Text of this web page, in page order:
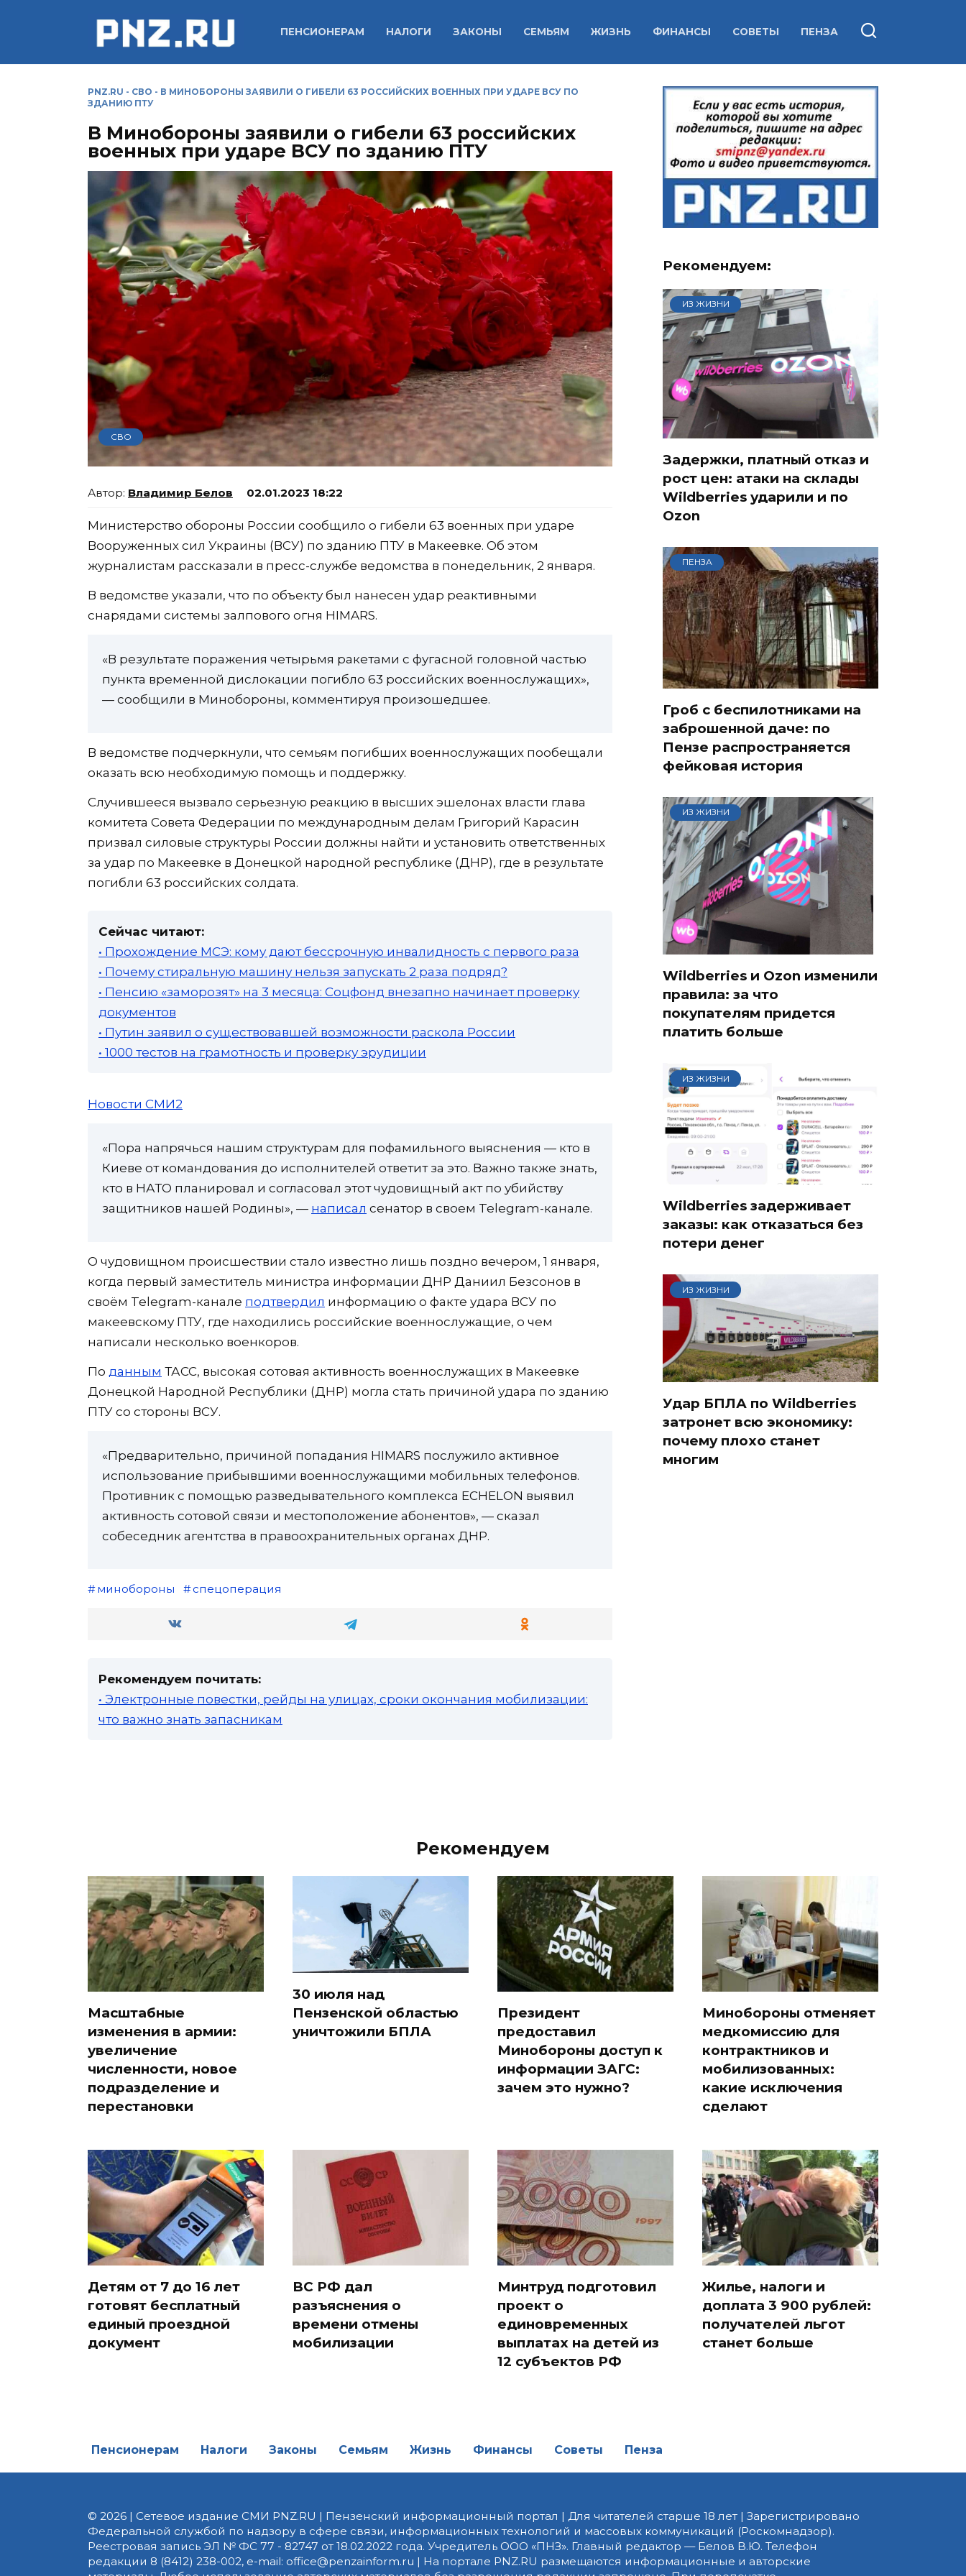
ПЕНСИОНЕРАМ НАЛОГИ ЗАКОНЫ СЕМЬЯМ ЖИЗНЬ ФИНАНСЫ СОВЕТЫ ПЕНЗА
PNZ.RU - СВО - В МИНОБОРОНЫ ЗАЯВИЛИ О ГИБЕЛИ 63 РОССИЙСКИХ ВОЕННЫХ ПРИ УДАРЕ ВСУ ПО
ЗДАНИЮ ПТУ
В Минобороны заявили о гибели 63 российских
военных при ударе ВСУ по зданию ПТУ
СВО
Владимир Белов 02.01.2023 18:22
Министерство обороны России сообщило о гибели 63 военных при ударе
Вооруженных сил Украины (ВСУ) по зданию ПТУ в Макеевке. Об этом
журналистам рассказали в пресс-службе ведомства в понедельник, 2 января.
В ведомстве указали, что по объекту был нанесен удар реактивными
снарядами системы залпового огня HIMARS.
«В результате поражения четырьмя ракетами с фугасной головной частью
пункта временной дислокации погибло 63 российских военнослужащих»,
— сообщили в Минобороны, комментируя произошедшее.
В ведомстве подчеркнули, что семьям погибших военнослужащих пообещали
оказать всю необходимую помощь и поддержку.
Случившееся вызвало серьезную реакцию в высших эшелонах власти глава
комитета Совета Федерации по международным делам Григорий Карасин
призвал силовые структуры России должны найти и установить ответственных
за удар по Макеевке в Донецкой народной республике (ДНР), где в результате
погибли 63 российских солдата.
Сейчас читают:
• Прохождение МСЭ: кому дают бессрочную инвалидность с первого раза
• Почему стиральную машину нельзя запускать 2 раза подряд?
• Пенсию «заморозят» на 3 месяца: Соцфонд внезапно начинает проверку
документов
• Путин заявил о существовавшей возможности раскола России
• 1000 тестов на грамотность и проверку эрудиции
Новости СМИ2
«Пора напрячься нашим структурам для пофамильного выяснения — кто в
Киеве от командования до исполнителей ответит за это. Важно также знать,
кто в НАТО планировал и согласовал этот чудовищный акт по убийству
защитников нашей Родины», — написал сенатор в своем Telegram-канале.
О чудовищном происшествии стало известно лишь поздно вечером, 1 января,
когда первый заместитель министра информации ДНР Даниил Безсонов в
своём Telegram-канале подтвердил информацию о факте удара ВСУ по
макеевскому ПТУ, где находились российские военнослужащие, о чем
написали несколько военкоров.
По данным ТАСС, высокая сотовая активность военнослужащих в Макеевке
Донецкой Народной Республики (ДНР) могла стать причиной удара по зданию
ПТУ со стороны ВСУ.
«Предварительно, причиной попадания HIMARS послужило активное
использование прибывшими военнослужащими мобильных телефонов.
Противник с помощью разведывательного комплекса ECHELON выявил
активность сотовой связи и местоположение абонентов», — сказал
собеседник агентства в правоохранительных органах ДНР.
минобороны спецоперация
Рекомендуем почитать:
• Электронные повестки, рейды на улицах, сроки окончания мобилизации:
что важно знать запасникам
Рекомендуем:
ИЗ ЖИЗНИ
Задержки, платный отказ и
рост цен: атаки на склады
Wildberries ударили и по
Ozon
ПЕНЗА
Гроб с беспилотниками на
заброшенной даче: по
Пензе распространяется
фейковая история
ИЗ ЖИЗНИ
Wildberries и Ozon изменили
правила: за что
покупателям придется
платить больше
ИЗ ЖИЗНИ
Wildberries задерживает
заказы: как отказаться без
потери денег
ИЗ ЖИЗНИ
Удар БПЛА по Wildberries
затронет всю экономику:
почему плохо станет
многим
Рекомендуем
Масштабные
изменения в армии:
увеличение
численности, новое
подразделение и
перестановки
30 июля над
Пензенской областью
уничтожили БПЛА
Президент
предоставил
Минобороны доступ к
информации ЗАГС:
зачем это нужно?
Минобороны отменяет
медкомиссию для
контрактников и
мобилизованных:
какие исключения
сделают
Детям от 7 до 16 лет
готовят бесплатный
единый проездной
документ
ВС РФ дал
разъяснения о
времени отмены
мобилизации
Минтруд подготовил
проект о
единовременных
выплатах на детей из
12 субъектов РФ
Жилье, налоги и
доплата 3 900 рублей:
получателей льгот
станет больше
Пенсионерам Налоги Законы Семьям Жизнь Финансы Советы Пенза
© 2026 | Сетевое издание СМИ PNZ.RU | Пензенский информационный портал | Для читателей старше 18 лет | Зарегистрировано
Федеральной службой по надзору в сфере связи, информационных технологий и массовых коммуникаций (Роскомнадзор).
Реестровая запись ЭЛ № ФС 77 - 82747 от 18.02.2022 года. Учредитель ООО «ПНЗ». Главный редактор — Белов В.Ю. Телефон
редакции 8 (8412) 238-002, e-mail: office@penzainform.ru | На портале PNZ.RU размещаются информационные и авторские